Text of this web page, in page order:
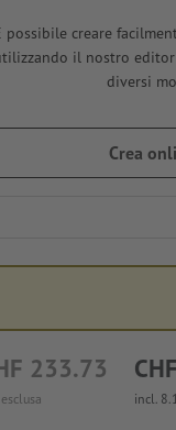
possibile creare
il nostro
diversi
Crea
233.73
incl.